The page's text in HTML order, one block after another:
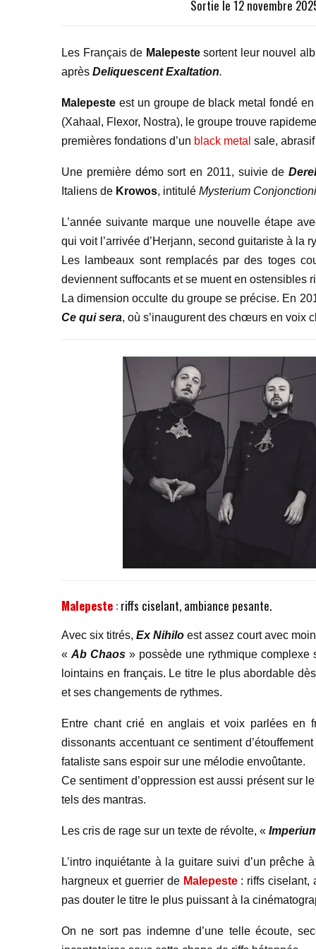
Sortie le 12 novembre
Les Français de Malepestesortent leur nouvel
après Deliquescent Exaltation.
Malepeste est un groupe de black metal fondé
(Xahaal, Flexor, Nostra), le groupe trouve
premières fondations d’un black metal sale,
Une première démo sort en 2011, suivie de
Italiens de Krowos, intitulé Mysterium
L’année suivante marque une nouvelle étape
qui voit l’arrivée d’Herjann, second guitariste à la
Les lambeaux sont remplacés par des toges
deviennent suffocants et se muent en ostensibles
La dimension occulte du groupe se précise. En
Ce qui sera, où s’inaugurent des chœurs en voix
Malepeste : riffs ciselant, ambiance pesante.
Avec six titrés, Ex Nihilo est assez court avec
« Ab Chaos » possède une rythmique
lointains en français. Le titre le plus abordable
et ses changements de rythmes.
Entre chant crié en anglais et voix parlées en
dissonants accentuant ce sentiment
fataliste sans espoir sur une mélodie envoûtante.
Ce sentiment d’oppression est aussi présent sur
tels des mantras.
Les cris de rage sur un texte de révolte, «
L’intro inquiétante à la guitare suivi d’un
hargneux et guerrier de Malepeste : riffs ciselant,
pas douter le titre le plus puissant à la
On ne sort pas indemne d’une telle écoute,